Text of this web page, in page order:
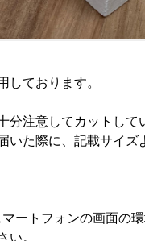
しております。
注意してカットして
いた際に、記載サイ
ートフォンの画面の
い。